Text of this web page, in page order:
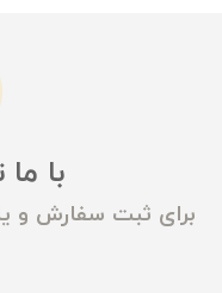
با
برای ثبت سفارش و